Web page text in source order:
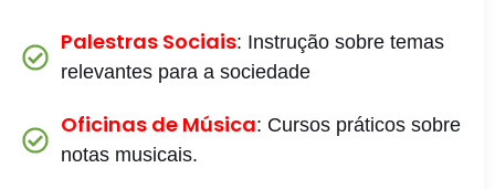
Palestras Sociais: Instrução sobre temas
relevantes para a sociedade
Oficinas de Música: Cursos práticos sobre
notas musicais.